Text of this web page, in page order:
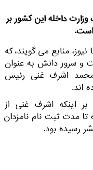
داخله این کشور بر
است.
منابع می گویند، که
و سرور دانش به عنوان
محمد اشرف غنی رئیس
اند.
اینکه اشرف غنی از
مدت ثبت نام نامزدان
رسیده بود.